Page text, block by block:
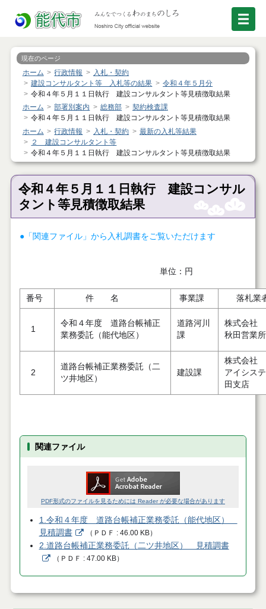
現在のページ
ホーム 行政情報
入札・契約
建設コンサルタント等 入札等の結果
令和４年５月分
令和４年５月１１日執行 建設コンサルタント等見積徴取結果
ホーム
部署別案内 総務部
契約検査課
令和４年５月１１日執行 建設コンサルタント等見積徴取結果
ホーム
行政情報 入札・契約
最新の入札等結果
２ 建設コンサルタント等
令和４年５月１１日執行 建設コンサルタント等見積徴取結果
令和４年５月１１日執行 建設コンサル
タント等見積徴取結果
●「関連ファイル」から入札調書をご覧いただけます
単位：円
番号 件 名 事業課 落札業
1
令和４年度 道路台帳補正
業務委託（能代地区）
道路河川
課
株式会
秋田営業所
2
道路台帳補正業務委託（二
ツ井地区）
建設課
株式会社
アイシス
田支店
関連ファイル
PDF形式のファイルを見るためには Reader が必要な場合があります
1.令和４年度 道路台帳補正業務委託（能代地区）
見積調書
（ ＰＤＦ 46.00 KB）
2.道路台帳補正業務委託（二ツ井地区） 見積調書
（ ＰＤＦ 47.00 KB）